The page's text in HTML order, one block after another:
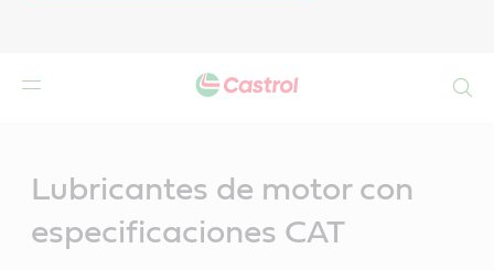
Lubricantes de motor con
especificaciones CAT